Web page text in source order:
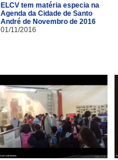
ELCV tem matéria especia na
Agenda da Cidade de Santo
André de Novembro de 2016
01/11/2016